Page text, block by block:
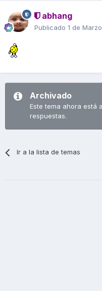
abhang
Publicado 1 de
Archivado
Este tema ahora está
respuestas.
Ir a la lista de temas